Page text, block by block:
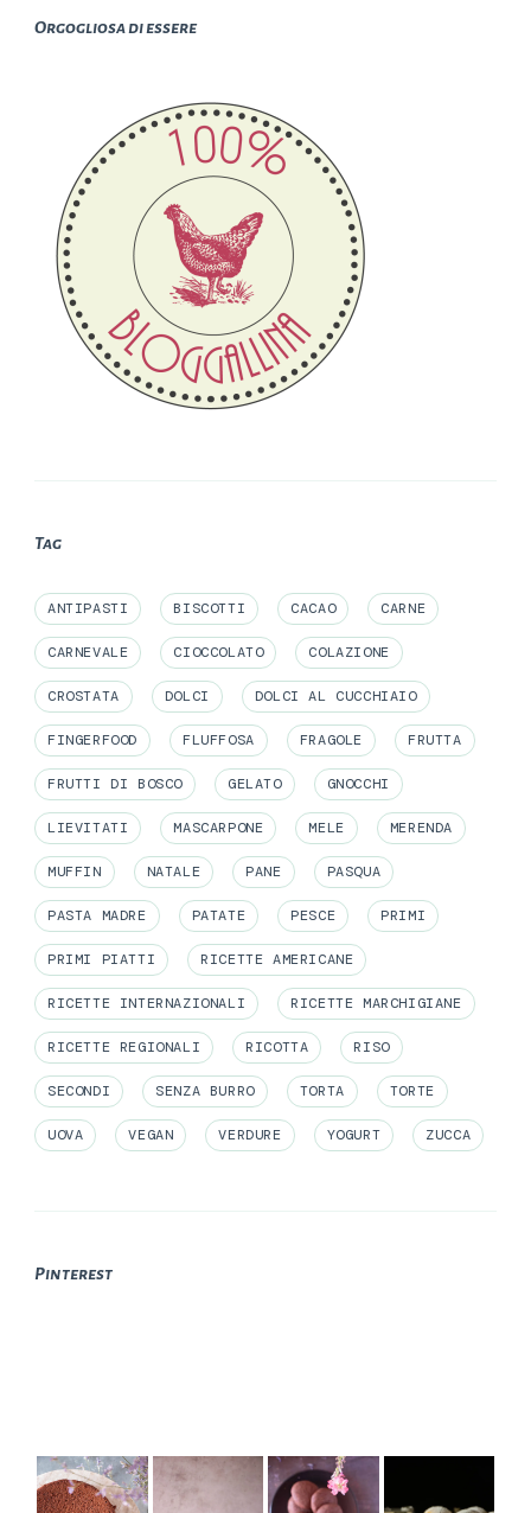
Orgogliosa di essere
Tag
ANTIPASTI BISCOTTI CACAO CARNE
CARNEVALE CIOCCOLATO COLAZIONE
CROSTATA DOLCI DOLCI AL CUCCHIAIO
FINGERFOOD FLUFFOSA FRAGOLE FRUTTA
FRUTTI DI BOSCO GELATO GNOCCHI
LIEVITATI MASCARPONE MELE MERENDA
MUFFIN NATALE PANE PASQUA
PASTA MADRE PATATE PESCE PRIMI
PRIMI PIATTI RICETTE AMERICANE
RICETTE INTERNAZIONALI RICETTE MARCHIGIANE
RICETTE REGIONALI RICOTTA RISO
SECONDI SENZA BURRO TORTA TORTE
UOVA VEGAN VERDURE YOGURT ZUCCA
Pinterest